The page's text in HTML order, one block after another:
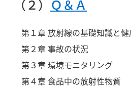
（２） Ｑ＆Ａ
第１章 放射線の基礎知識と
第２章 事故の状況
第３章 環境モニタリング
第４章 食品中の放射性物質